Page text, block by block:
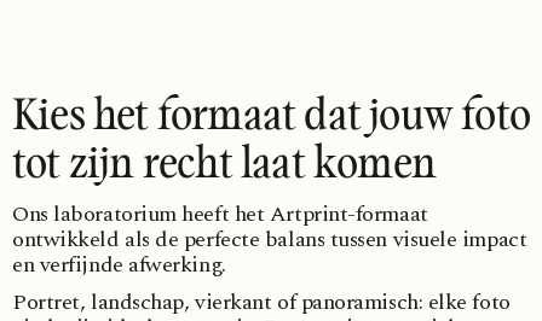
Kies het formaat dat jouw foto
tot zijn recht laat komen
Ons laboratorium heeft het Artprint-formaat
ontwikkeld als de perfecte balans tussen visuele impact
en verfijnde afwerking.
Portret, landschap, vierkant of panoramisch: elke foto